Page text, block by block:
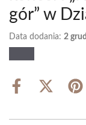
gór” w
Data dodania: 2
Share
Share
(Twitter)